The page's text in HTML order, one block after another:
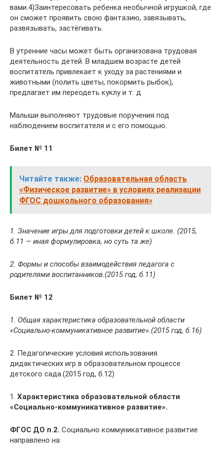
вами.4)Заинтересовать ребенка необычной игрушкой, где
он сможет проявить свою фантазию, завязывать,
развязывать, застёгивать.
В утренние часы может быть организована трудовая
деятельность детей. В младшем возрасте детей
воспитатель привлекает к уходу за растениями и
животными (полить цветы, покормить рыбок),
предлагает им переодеть куклу и т. д.
Малыши выполняют трудовые поручения под
наблюдением воспитателя и с его помощью.
Билет № 11
Читайте также: Образовательная область
«Физическое развитие» в условиях реализации
ФГОС дошкольного образования»
1. Значение игры для подготовки детей к школе. (2015,
б.11 — иная формулировка, но суть та же)
2. Формы и способы взаимодействия педагога с
родителями воспитанников.(2015 год, б.11)
Билет № 12
1. Общая характеристика образовательной области
«Социально-коммуникативное развитие».(2015 год, б.16)
2. Педагогические условия использования
дидактических игр в образовательном процессе
детского сада.(2015 год, б.12)
1. Характеристика образовательной области
«Социально-коммуникативное развитие».
ФГОС ДО п.2. Социально коммуникативное развитие
направлено на: